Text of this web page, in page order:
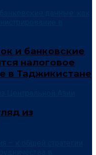
и банковские
налоговое
в Таджикистане
из